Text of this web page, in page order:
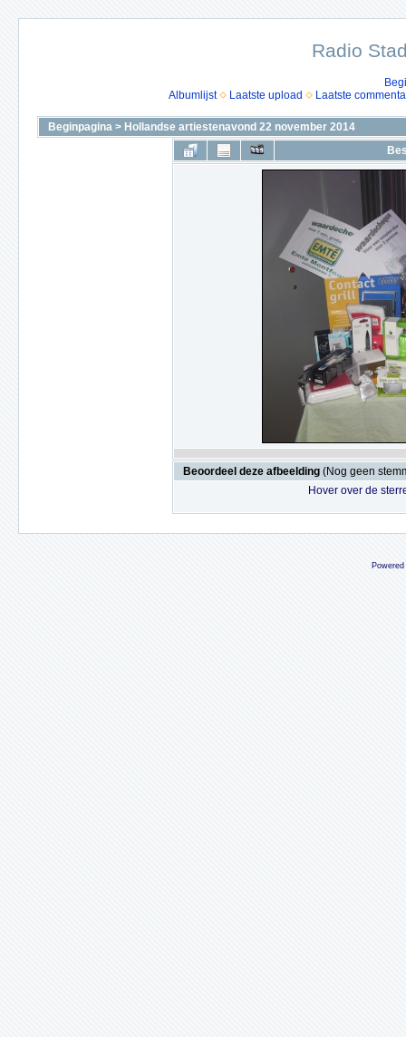
Radio
Albumlijst
Laatste upload Laatste
Beginpagina > Hollandse artiestenavond 22 november 2014
Beoordeel deze afbeelding (Nog geen
Hover over de